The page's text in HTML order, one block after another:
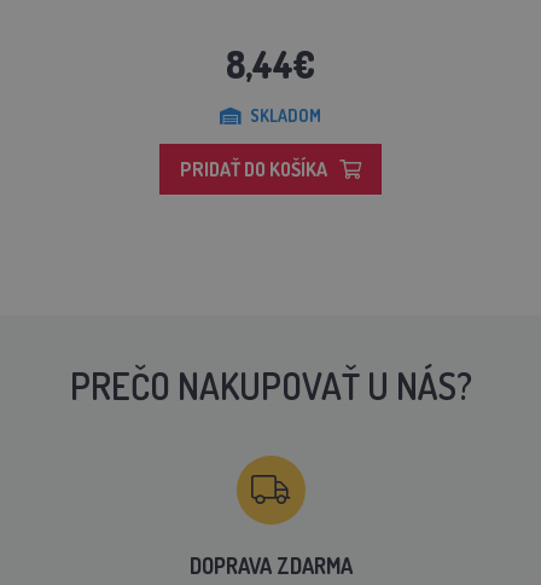
8,44€
SKLADOM
PRIDAŤ DO KOŠÍKA
PREČO NAKUPOVAŤ U NÁS?
DOPRAVA ZDARMA